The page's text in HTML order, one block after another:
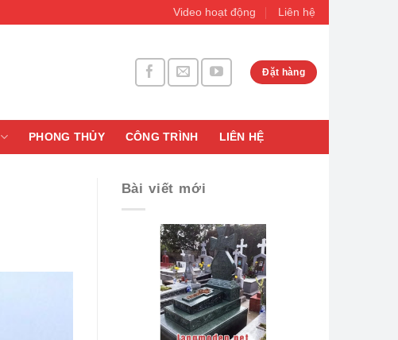
Video hoạt động Liên hệ
Đặt hàng
PHONG THỦY CÔNG TRÌNH LIÊN HỆ
Bài viết mới